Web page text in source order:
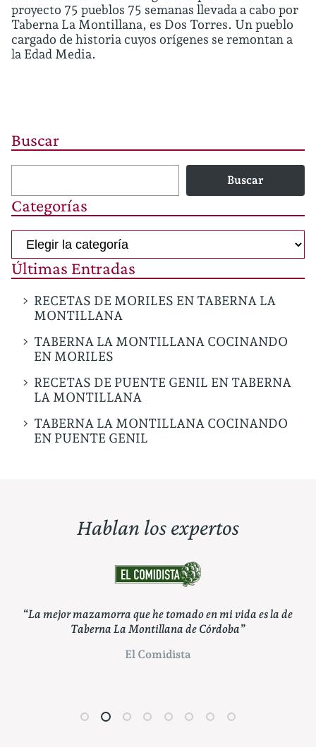
proyecto 75 pueblos 75 semanas llevada a cabo por
Taberna La Montillana, es Dos Torres. Un pueblo
cargado de historia cuyos orígenes se remontan a
la Edad Media.
Buscar
Buscar
Categorías
Categorías
Últimas Entradas
RECETAS DE MORILES EN TABERNA LA
MONTILLANA
TABERNA LA MONTILLANA COCINANDO
EN MORILES
RECETAS DE PUENTE GENIL EN TABERNA
LA MONTILLANA
TABERNA LA MONTILLANA COCINANDO
EN PUENTE GENIL
Hablan los expertos
mejor mazamorra que he tomado en mi vida es la de
Taberna La Montillana de Córdoba”
El Comidista